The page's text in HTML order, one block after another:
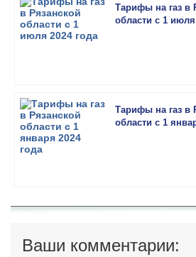
Тарифы на газ в
области с 1 июля
Тарифы на газ в
области с 1
Ваши комментарии: